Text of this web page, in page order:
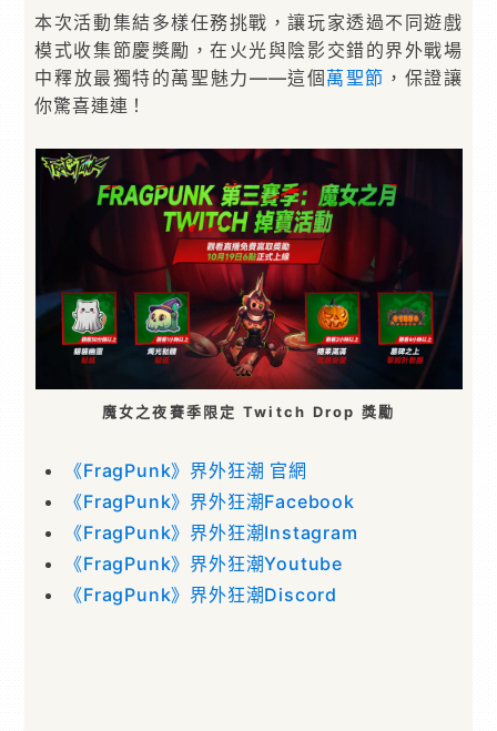
本次活動集結多樣任務挑戰，讓玩家透過不同遊戲
模式收集節慶獎勵，在火光與陰影交錯的界外戰場
中釋放最獨特的萬聖魅力——這個 萬聖節 ，保證讓
你驚喜連連！
魔女之夜賽季限定 Twitch Drop 獎勵
《FragPunk》界外狂潮 官網
《FragPunk》界外狂潮Facebook
《FragPunk》界外狂潮Instagram
《FragPunk》界外狂潮Youtube
《FragPunk》界外狂潮Discord